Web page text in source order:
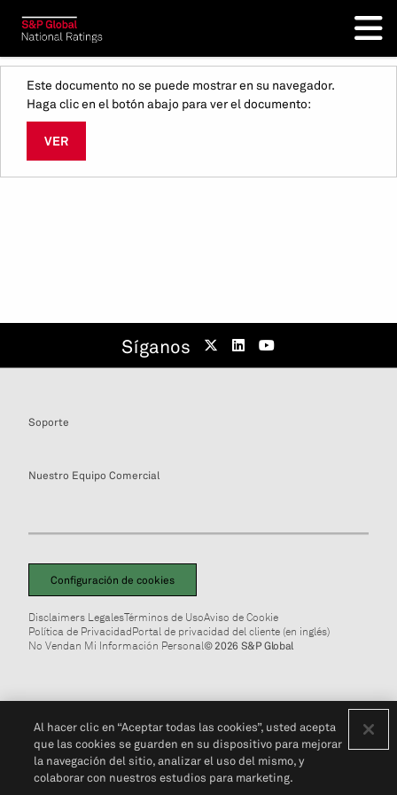
Este documento no se puede mostrar en su navegador.
Haga clic en el botón abajo para ver el documento:
VER
Síganos
Soporte
Nuestro Equipo Comercial
Configuración de cookies
Disclaimers LegalesTérminos de UsoAviso de Cookie
Política de PrivacidadPortal de privacidad del cliente (en inglés)
No Vendan Mi Información Personal© 2026 S&P Global
Al hacer clic en “Aceptar todas las cookies”, usted acepta
que las cookies se guarden en su dispositivo para mejorar
la navegación del sitio, analizar el uso del mismo, y
colaborar con nuestros estudios para marketing.